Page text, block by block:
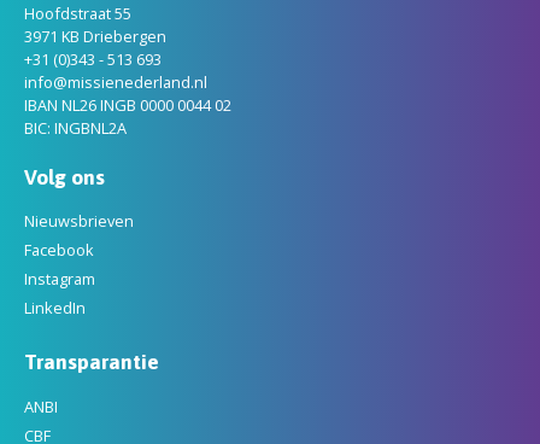
Hoofdstraat 55
3971 KB Driebergen
+31 (0)343 - 513 693
info@missienederland.nl
IBAN NL26 INGB 0000 0044 02
BIC: INGBNL2A
Volg ons
Nieuwsbrieven
Facebook
Instagram
LinkedIn
Transparantie
ANBI
CBF